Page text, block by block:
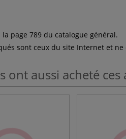
la page 789 du catalogue général.
sont ceux du site Internet et
ont aussi acheté ces